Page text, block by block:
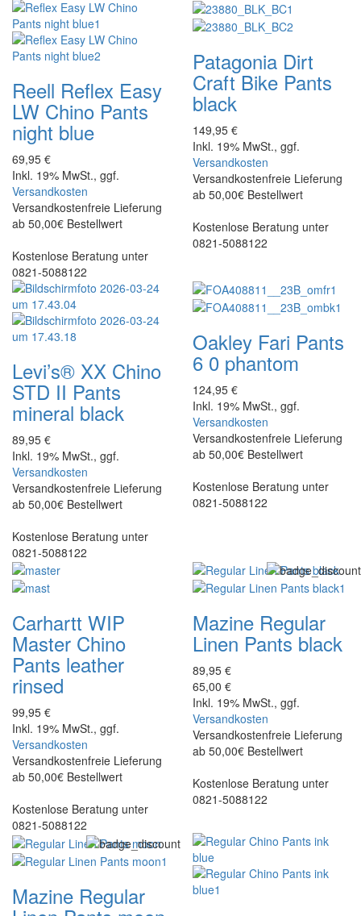
Reell Reflex Easy
LW Chino Pants
night blue
69,95 €
Inkl. 19% MwSt., ggf.
Versandkosten
Versandkostenfreie Lieferung
ab 50,00€ Bestellwert
Kostenlose Beratung unter
0821-5088122
Patagonia Dirt
Craft Bike Pants
black
149,95 €
Inkl. 19% MwSt., ggf.
Versandkosten
Versandkostenfreie Lieferung
ab 50,00€ Bestellwert
Kostenlose Beratung unter
0821-5088122
Levi’s® XX Chino
STD II Pants
mineral black
89,95 €
Inkl. 19% MwSt., ggf.
Versandkosten
Versandkostenfreie Lieferung
ab 50,00€ Bestellwert
Kostenlose Beratung unter
0821-5088122
Oakley Fari Pants
6 0 phantom
124,95 €
Inkl. 19% MwSt., ggf.
Versandkosten
Versandkostenfreie Lieferung
ab 50,00€ Bestellwert
Kostenlose Beratung unter
0821-5088122
Carhartt WIP
Master Chino
Pants leather
rinsed
99,95 €
Inkl. 19% MwSt., ggf.
Versandkosten
Versandkostenfreie Lieferung
ab 50,00€ Bestellwert
Kostenlose Beratung unter
0821-5088122
Mazine Regular
Linen Pants black
89,95 €
65,00 €
Inkl. 19% MwSt., ggf.
Versandkosten
Versandkostenfreie Lieferung
ab 50,00€ Bestellwert
Kostenlose Beratung unter
0821-5088122
Mazine Regular